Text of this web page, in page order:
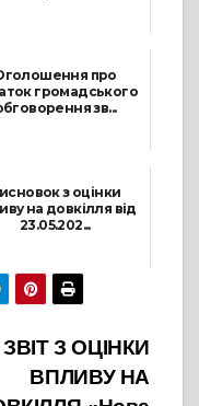
про
громадського
зв...
з оцінки
на довкілля від
23.05.202...
30 Травня, 2025
ЗВІТ З ОЦІНКИ
ВПЛИВУ НА